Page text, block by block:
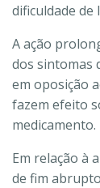
dificuldade de
A ação
dos sintomas
em oposição
fazem efeito
medicamento.
Em relação à
de fim